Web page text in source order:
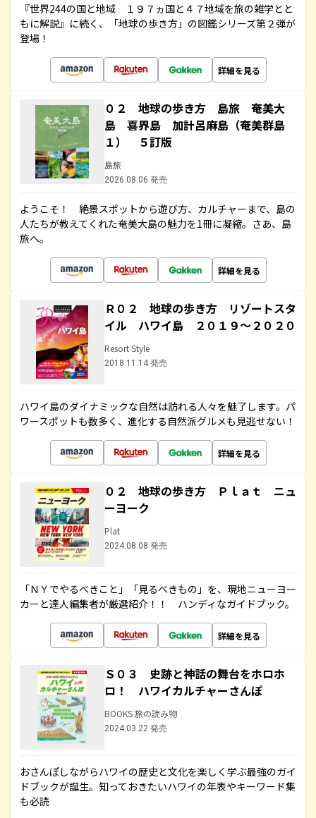
『世界244の国と地域 １９７ヵ国と４７地域を旅の雑学とと
もに解説』に続く、「地球の歩き方」の図鑑シリーズ第２弾が
登場！
詳細を見る
０２ 地球の歩き方 島旅 奄美大
島 喜界島 加計呂麻島（奄美群島
１） ５訂版
島旅
2026.08.06 発売
ようこそ！ 絶景スポットから遊び方、カルチャーまで、島の
人たちが教えてくれた奄美大島の魅力を1冊に凝縮。さあ、島
旅へ。
詳細を見る
Ｒ０２ 地球の歩き方 リゾートスタ
イル ハワイ島 ２０１９～２０２０
Resort Style
2018.11.14 発売
ハワイ島のダイナミックな自然は訪れる人々を魅了します。パ
ワースポットも数多く、進化する自然派グルメも見逃せない！
詳細を見る
０２ 地球の歩き方 Ｐｌａｔ ニュ
ーヨーク
Plat
2024.08.08 発売
「ＮＹでやるべきこと」「見るべきもの」を、現地ニューヨー
カーと達人編集者が厳選紹介！！ ハンディなガイドブック。
詳細を見る
Ｓ０３ 史跡と神話の舞台をホロホ
ロ！ ハワイカルチャーさんぽ
BOOKS 旅の読み物
2024.03.22 発売
おさんぽしながらハワイの歴史と文化を楽しく学ぶ最強のガイ
ドブックが誕生。知っておきたいハワイの年表やキーワード集
も必読